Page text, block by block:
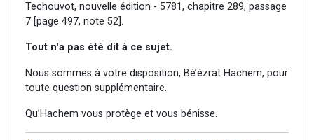
Techouvot, nouvelle édition - 5781, chapitre 289, passage
7 [page 497, note 52].
Tout n'a pas été dit à ce sujet.
Nous sommes à votre disposition, Bé’ézrat Hachem, pour
toute question supplémentaire.
Qu’Hachem vous protège et vous bénisse.